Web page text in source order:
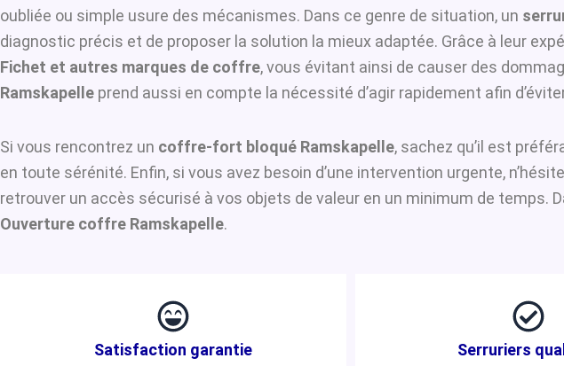
oubliée ou simple usure des mécanismes. Dans ce genre de situation, un
diagnostic précis et de proposer la solution la mieux adaptée. Grâce à leur
Fichet et autres marques de coffre, vous évitant ainsi de causer des
Ramskapelle prend aussi en compte la nécessité d’agir rapidement afin
Si vous rencontrez un coffre-fort bloqué Ramskapelle, sachez qu’il est
en toute sérénité. Enfin, si vous avez besoin d’une intervention urgente,
retrouver un accès sécurisé à vos objets de valeur en un minimum de
Ouverture coffre Ramskapelle.
Satisfaction garantie
Serruriers